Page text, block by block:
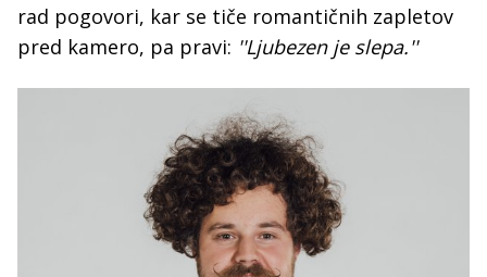
rad pogovori, kar se tiče romantičnih zapletov
pred kamero, pa pravi: ''Ljubezen je slepa.''